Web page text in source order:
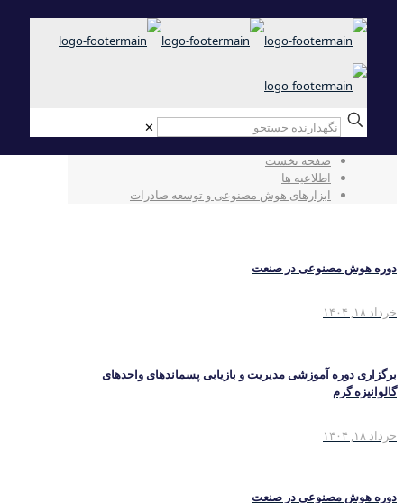
✕
ابزارهای هوش مصنوعی و توسعه صادرات‎
صفحه نخست
اطلاعیه ها
ابزارهای هوش مصنوعی و توسعه صادرات‎
دوره هوش مصنوعی در صنعت
خرداد ۱۸, ۱۴۰۴
برگزاری دوره آموزشی مدیریت و بازیابی پسماندهای واحدهای
گالوانیزه گرم
خرداد ۱۸, ۱۴۰۴
دوره هوش مصنوعی در صنعت